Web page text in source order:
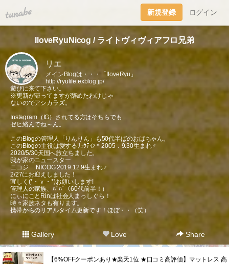
tuna.be 新規登録 ログイン
IloveRyuNicog / ライトヴィヴィアフロ兄弟
リエ
メインBlogは・・・「IloveRyu」
http://ryulife.exblog.jp/
遊びに来て下さい。
※更新が滞ってますが辞めたわけじゃ
ないのでアシカラズ。
Instagram（IG）されてる方はそちらでも
ゼヒ絡んでね～ん。
このBlogの管理人「りんりん」も50代半ばのおばちゃん。
このBlogの主役は愛するﾘｭｳﾃｨﾝ＊2005．9.30生まれ♂
2020/5/30天国へ旅立ちました。
我が家のニュースター
ニコジ NICOG 2019.12.9生まれ♂
2/27にお迎えしました！
宜しく(*・ｖ・*)お願いします!
管理人の家族、ﾊﾟﾊﾟ（60代前半！）
にぃにことRinは社会人まっしぐら！
時々家族ネタも有ります。
携帯からのリアルタイム更新です！ほぼ・・（笑）
Gallery Love Share
【6%OFFクーポンあり★楽天1位 ★口コミ高評価】マットレス 高